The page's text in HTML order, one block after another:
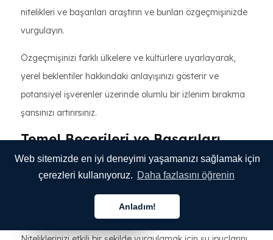
Web sitemizde en iyi deneyimi yaşamanızı sağlamak için
çerezleri kullanıyoruz. Daha fazlasını öğrenin
Anladım!
nitelikleri ve başarıları araştırın ve bunları özgeçmişinizde
vurgulayın.
Özgeçmişinizi farklı ülkelere ve kültürlere uyarlayarak,
yerel beklentiler hakkındaki anlayışınızı gösterir ve
potansiyel işverenler üzerinde olumlu bir izlenim bırakma
şansınızı artırırsınız.
Temel Becerileri ve Başarıları
Vurgulamak
Temel becerilerinizi ve başarılarınızı vurgulamak herhangi
bir özgeçmişte çok önemlidir,
ancak özgeçmişinizi
çevirirken ve yerelleştirirken daha da önemli hale gelir.
Türkçe
Türkçe
Türkçe